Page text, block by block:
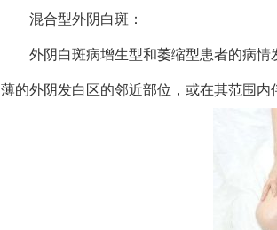
混合型外阴白斑：
外阴白斑病增生型和萎缩型患者的病
薄的外阴发白区的邻近部位，或在其范围内